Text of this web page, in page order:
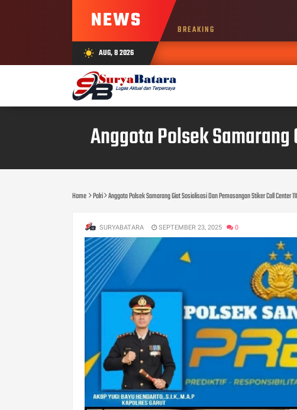
NEWS BREAKING
wb_sunny AUG, 8 2026
Anggota Polsek Samarang
Home Polri Anggota Polsek Samarang Giat Sosialisasi Dan Pemasangan Stiker Call Center
SURYABATARA SEPTEMBER 23, 2025 0